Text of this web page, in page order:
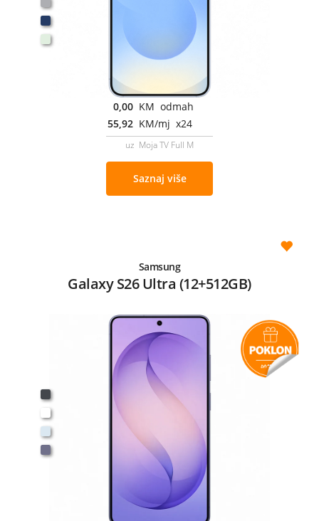
0,00 KM odmah
55,92 KM/mj x24
uz Moja TV Full M
Saznaj više
Samsung
Galaxy S26 Ultra (12+512GB)